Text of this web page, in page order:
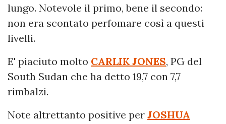
lungo. Notevole il primo, bene il secondo:
non era scontato perfomare così a questi
livelli.
E' piaciuto molto CARLIK JONES, PG del
South Sudan che ha detto 19,7 con 7,7
rimbalzi.
Note altrettanto positive per JOSHUA